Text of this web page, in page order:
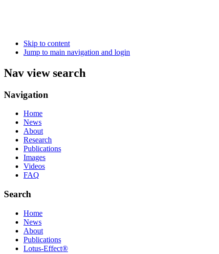
Skip to content
Jump to main navigation and login
Nav view search
Navigation
Home
News
About
Research
Publications
Images
Videos
FAQ
Search
Home
News
About
Publications
Lotus-Effect®